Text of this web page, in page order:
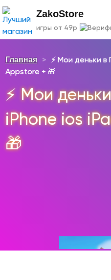
ZakoStore
игры от 49р
Главная >
⚡️ Мои деньки в
Appstore + 🎁
⚡️ Мои
iPhone ios
🎁